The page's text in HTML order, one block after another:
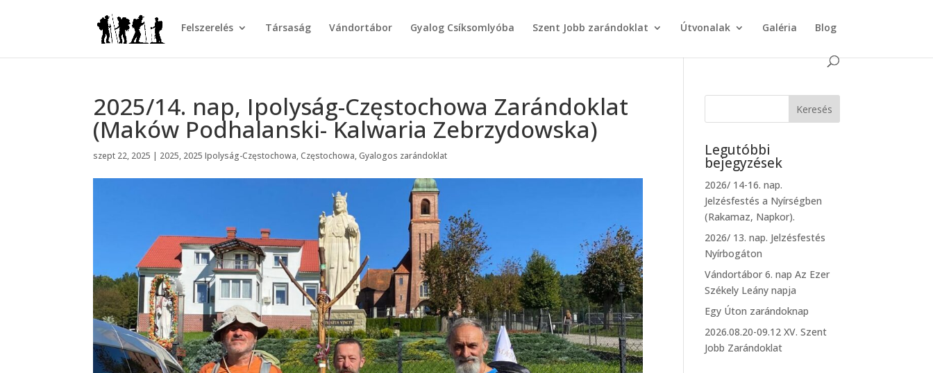
Felszerelés Társaság Vándortábor Gyalog Csíksomlyóba Szent Jobb zarándoklat Útvonalak Galéria Blog
2025/14. nap, Ipolyság-Częstochowa Zarándoklat
(Maków Podhalanski- Kalwaria Zebrzydowska)
szept 22, 2025 | 2025, 2025 Ipolyság-Częstochowa,Częstochowa,Gyalogos zarándoklat Legutóbbi
bejegyzések
2026/ 14-16. nap.
Jelzésfestés a Nyírségben
(Rakamaz, Napkor).
2026/ 13. nap. Jelzésfestés
Nyírbogáton
Vándortábor 6. nap Az Ezer
Székely Leány napja
Egy Úton zarándoknap
2026.08.20-09.12 XV. Szent
Jobb Zarándoklat